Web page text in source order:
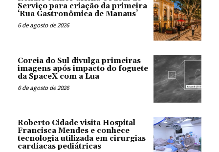
Serviço para criação da primeira
‘Rua Gastronômica de Manaus’
6 de agosto de 2026
Coreia do Sul divulga primeiras
imagens após impacto do foguete
da SpaceX com a Lua
6 de agosto de 2026
Roberto Cidade visita Hospital
Francisca Mendes e conhece
tecnologia utilizada em cirurgias
cardíacas pediátricas